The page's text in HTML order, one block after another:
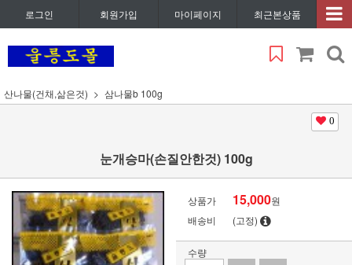
로그인 회원가입 마이페이지 최근본상품
산나물(건채,삶은것) 삼나물b 100g
0
눈개승마(손질안한것) 100g
상품가 15,000원
배송비
(고정)
수량